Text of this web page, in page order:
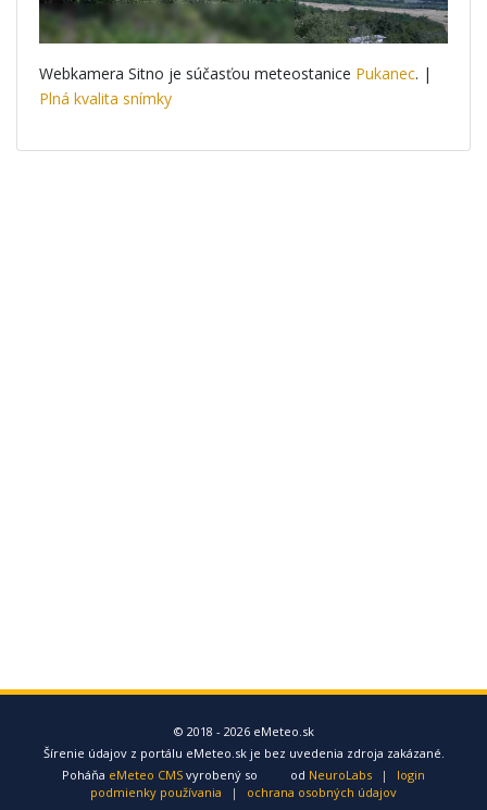
Webkamera Sitno je súčasťou meteostanice Pukanec. |
Plná kvalita snímky
© 2018 - 2026 eMeteo.sk
Šírenie údajov z portálu eMeteo.sk je bez uvedenia zdroja zakázané.
Poháňa eMeteo CMS vyrobený so od NeuroLabs |
login
podmienky používania
| ochrana osobných údajov